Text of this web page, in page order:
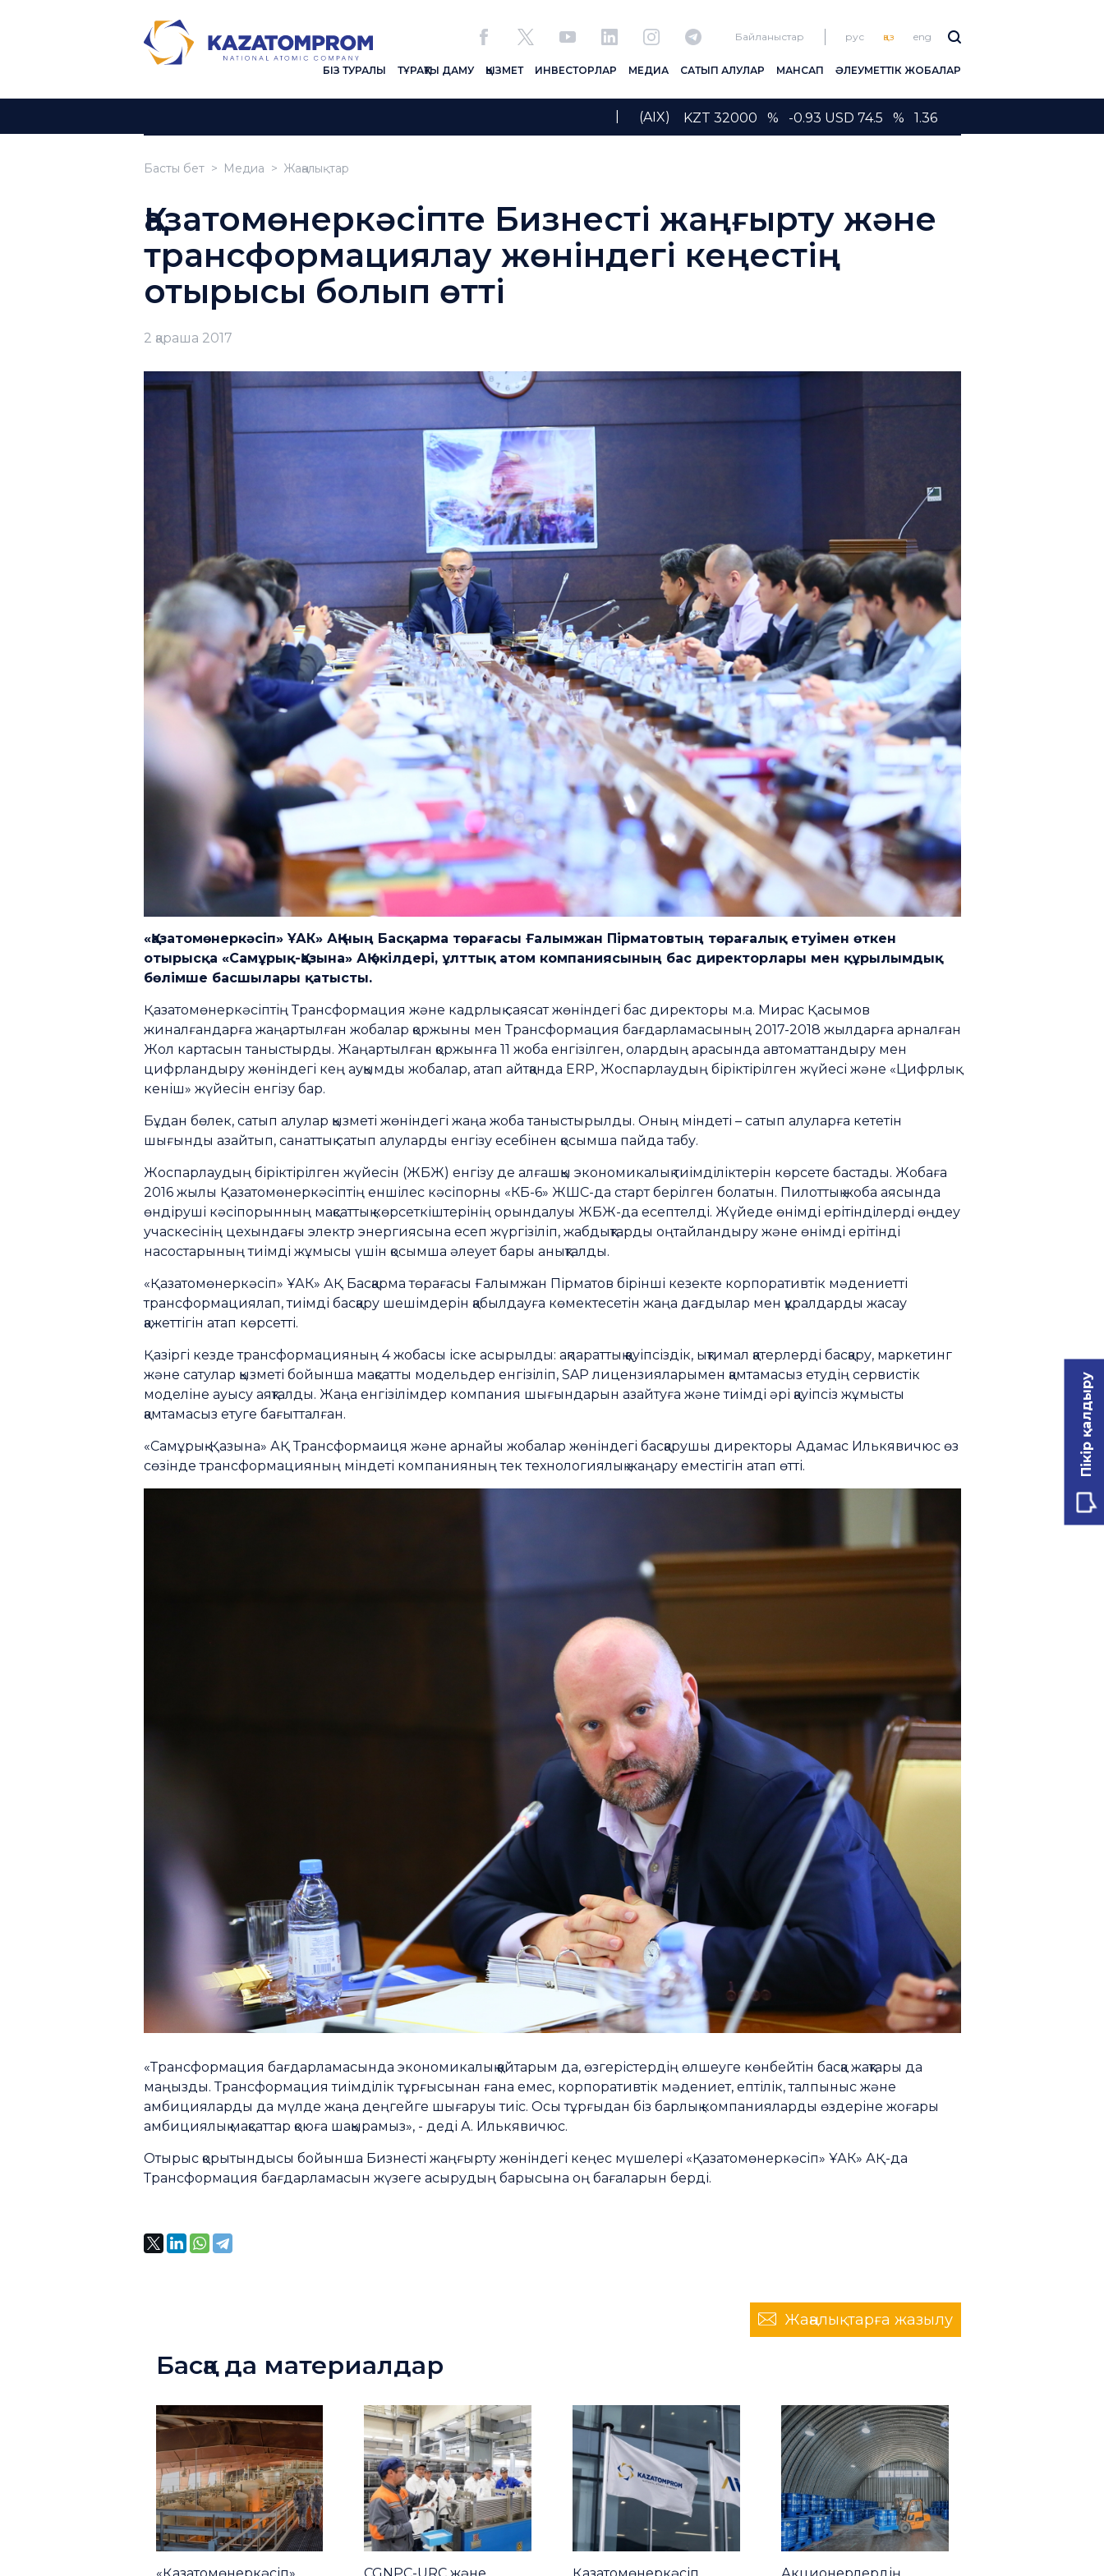
Байланыстар рус қаз eng
БІЗ ТУРАЛЫ ТҰРАҚТЫ ДАМУ ҚЫЗМЕТ ИНВЕСТОРЛАР МЕДИА САТЫП АЛУЛАР МАНСАП ӘЛЕУМЕТТІК ЖОБАЛАР
(AIX) KZT 32000 % -0.93 USD 74.5 % 1.36
Басты бет Медиа Жаңалықтар
Қазатомөнеркәсіпте Бизнесті жаңғырту және
трансформациялау жөніндегі кеңестің
отырысы болып өтті
2 қараша 2017
«Қазатомөнеркәсіп» ҰАК» АҚ-ның Басқарма төрағасы Ғалымжан Пірматовтың төрағалық етуімен өткен
отырысқа «Самұрық-Қазына» АҚ өкілдері, ұлттық атом компаниясының бас директорлары мен құрылымдық
бөлімше басшылары қатысты.
Қазатомөнеркәсіптің Трансформация және кадрлық саясат жөніндегі бас директоры м.а. Мирас Қасымов
жиналғандарға жаңартылған жобалар қоржыны мен Трансформация бағдарламасының 2017-2018 жылдарға арналған
Жол картасын таныстырды. Жаңартылған қоржынға 11 жоба енгізілген, олардың арасында автоматтандыру мен
цифрландыру жөніндегі кең ауқымды жобалар, атап айтқанда ERP, Жоспарлаудың біріктірілген жүйесі және «Цифрлық
кеніш» жүйесін енгізу бар.
Бұдан бөлек, сатып алулар қызметі жөніндегі жаңа жоба таныстырылды. Оның міндеті – сатып алуларға кететін
шығынды азайтып, санаттық сатып алуларды енгізу есебінен қосымша пайда табу.
Жоспарлаудың біріктірілген жүйесін (ЖБЖ) енгізу де алғашқы экономикалық тиімділіктерін көрсете бастады. Жобаға
2016 жылы Қазатомөнеркәсіптің еншілес кәсіпорны «КБ-6» ЖШС-да старт берілген болатын. Пилоттық жоба аясында
өндіруші кәсіпорынның мақсаттық көрсеткіштерінің орындалуы ЖБЖ-да есептелді. Жүйеде өнімді ерітінділерді өңдеу
учаскесінің цехындағы электр энергиясына есеп жүргізіліп, жабдықтарды оңтайландыру және өнімді ерітінді
насостарының тиімді жұмысы үшін қосымша әлеует бары анықталды.
«Қазатомөнеркәсіп» ҰАК» АҚ Басқарма төрағасы Ғалымжан Пірматов бірінші кезекте корпоративтік мәдениетті
трансформациялап, тиімді басқару шешімдерін қабылдауға көмектесетін жаңа дағдылар мен құралдарды жасау
қажеттігін атап көрсетті.
Қазіргі кезде трансформацияның 4 жобасы іске асырылды: ақпараттық қауіпсіздік, ықтимал қатерлерді басқару, маркетинг
және сатулар қызметі бойынша мақсатты модельдер енгізіліп, SAP лицензияларымен қамтамасыз етудің сервистік
моделіне ауысу аяқталды. Жаңа енгізілімдер компания шығындарын азайтуға және тиімді әрі қауіпсіз жұмысты
қамтамасыз етуге бағытталған.
«Самұрық-Қазына» АҚ Трансформаиця және арнайы жобалар жөніндегі басқарушы директоры Адамас Илькявичюс өз
сөзінде трансформацияның міндеті компанияның тек технологиялық жаңару еместігін атап өтті.
«Трансформация бағдарламасында экономикалық қайтарым да, өзгерістердің өлшеуге көнбейтін басқа жақтары да
маңызды. Трансформация тиімділік тұрғысынан ғана емес, корпоративтік мәдениет, ептілік, талпыныс және
амбицияларды да мүлде жаңа деңгейге шығаруы тиіс. Осы тұрғыдан біз барлық компанияларды өздеріне жоғары
амбициялық мақсаттар қоюға шақырамыз», - деді А. Илькявичюс.
Отырыс қорытындысы бойынша Бизнесті жаңғырту жөніндегі кеңес мүшелері «Қазатомөнеркәсіп» ҰАК» АҚ-да
Трансформация бағдарламасын жүзеге асырудың барысына оң бағаларын берді.
Жаңалықтарға жазылу
Басқа да материалдар
Пікір қалдыру